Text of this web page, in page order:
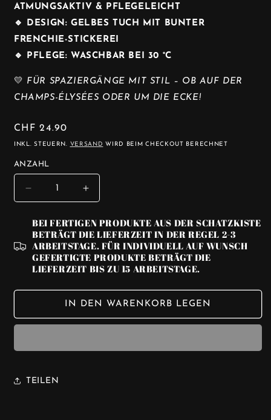
ATMUNGSAKTIV & PFLEGELEICHT
🔹 DESIGN: GELBES TUCH MIT BUNTER
FRENCHIE-STICKEREI
🔹 PFLEGE: WASCHBAR BEI 30 °C
💛 FÜR SPAZIERGÄNGE MIT STIL – OB AUF DER
CHAMPS-ÉLYSÉES ODER UM DIE ECKE!
NORMALER
PREIS
CHF 24.90
INKL. STEUERN. VERSAND WIRD BEIM CHECKOUT BERECHNET
ANZAHL
VERRINGERE
DIE
MENGE
FÜR
BULLDOG
CHIC
💛
ERHÖHE
DIE
MENGE
FÜR
BULLDOG
CHIC
💛
CM
BEI FERTIGEN PRODUKTE AUS DER SCHATZKISTE
BETRÄGT DIE LIEFERZEIT IN DER REGEL 2-3
ARBEITSTAGE. FÜR INDIVIDUELL AUF WUNSCH
GEFERTIGTE PRODUKTE BETRÄGT DIE
LIEFERZEIT BIS ZU 15 ARBEITSTAGE.
IN DEN WARENKORB LEGEN
TEILEN